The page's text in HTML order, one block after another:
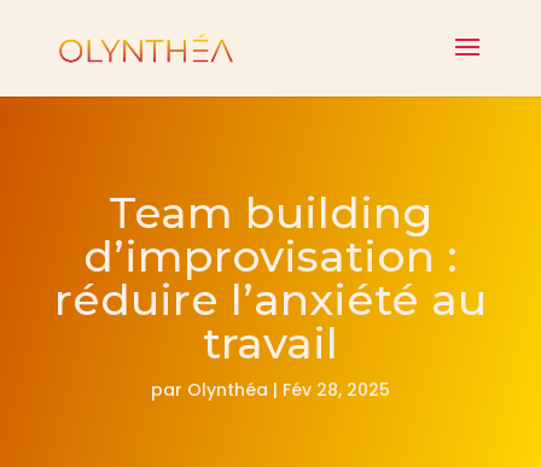
Team building
d’improvisation :
réduire l’anxiété au
travail
par Olynthéa | Fév 28, 2025